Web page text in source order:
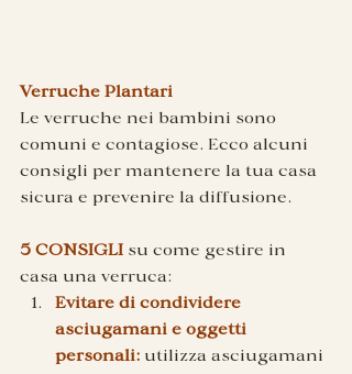
Verruche Plantari
Le verruche nei bambini sono
comuni e contagiose. Ecco alcuni
consigli per mantenere la tua casa
sicura e prevenire la diffusione.
5 CONSIGLI su come gestire in
casa una verruca:
Evitare di condividere
asciugamani e oggetti
personali: utilizza asciugamani